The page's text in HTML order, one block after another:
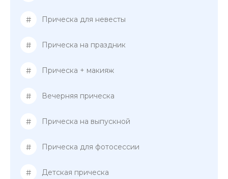
# Прическа для невесты
# Прическа на праздник
# Прическа + макияж
# Вечерняя прическа
# Прическа на выпускной
# Прическа для фотосессии
# Детская прическа